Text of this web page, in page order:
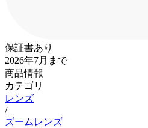
保証書あり
2026年7月まで
商品情報
カテゴリ
レンズ
/
ズームレンズ